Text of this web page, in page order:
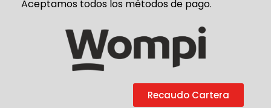
Aceptamos todos los métodos de pago.
Recaudo Cartera